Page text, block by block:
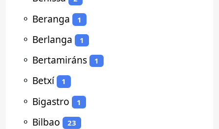
⚬ Beranga 1
⚬ Berlanga 1
⚬ Bertamiráns 1
⚬ Betxí 1
⚬ Bigastro 1
⚬ Bilbao 23